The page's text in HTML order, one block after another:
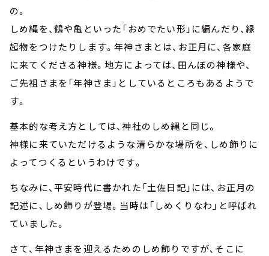
の。
しめ縄を、鶴や亀といった「おめでたい形」に編んだり、縁
起物をつけたりします。年神さまとは、お正月に、各家庭
に来てくださる神様。地方によっては、田んぼの神様や、
ご先祖さまを「年神さま」としているところもあるようで
す。
基本的な考え方としては、神社のしめ縄と同じ。
神様に来ていただけるような清らかな場所を、しめ飾りに
よってつくるというわけです。
ちなみに、平安時代に書かれた「土佐日記」には、お正月の
記述に、しめ飾りが登場。当時は「しめくりなわ」と呼ばれ
ていました。
さて、年神さまを迎えるためのしめ飾りですが、そこに